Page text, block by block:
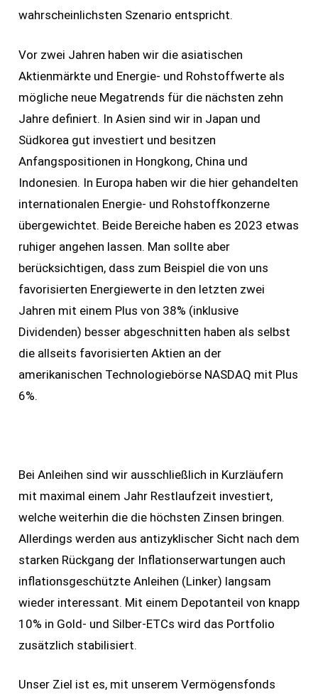
wahrscheinlichsten Szenario entspricht.
Vor zwei Jahren haben wir die asiatischen
Aktienmärkte und Energie- und Rohstoffwerte als
mögliche neue Megatrends für die nächsten zehn
Jahre definiert. In Asien sind wir in Japan und
Südkorea gut investiert und besitzen
Anfangspositionen in Hongkong, China und
Indonesien. In Europa haben wir die hier gehandelten
internationalen Energie- und Rohstoffkonzerne
übergewichtet. Beide Bereiche haben es 2023 etwas
ruhiger angehen lassen. Man sollte aber
berücksichtigen, dass zum Beispiel die von uns
favorisierten Energiewerte in den letzten zwei
Jahren mit einem Plus von 38% (inklusive
Dividenden) besser abgeschnitten haben als selbst
die allseits favorisierten Aktien an der
amerikanischen Technologiebörse NASDAQ mit Plus
6%.
Bei Anleihen sind wir ausschließlich in Kurzläufern
mit maximal einem Jahr Restlaufzeit investiert,
welche weiterhin die die höchsten Zinsen bringen.
Allerdings werden aus antizyklischer Sicht nach dem
starken Rückgang der Inflationserwartungen auch
inflationsgeschützte Anleihen (Linker) langsam
wieder interessant. Mit einem Depotanteil von knapp
10% in Gold- und Silber-ETCs wird das Portfolio
zusätzlich stabilisiert.
Unser Ziel ist es, mit unserem Vermögensfonds